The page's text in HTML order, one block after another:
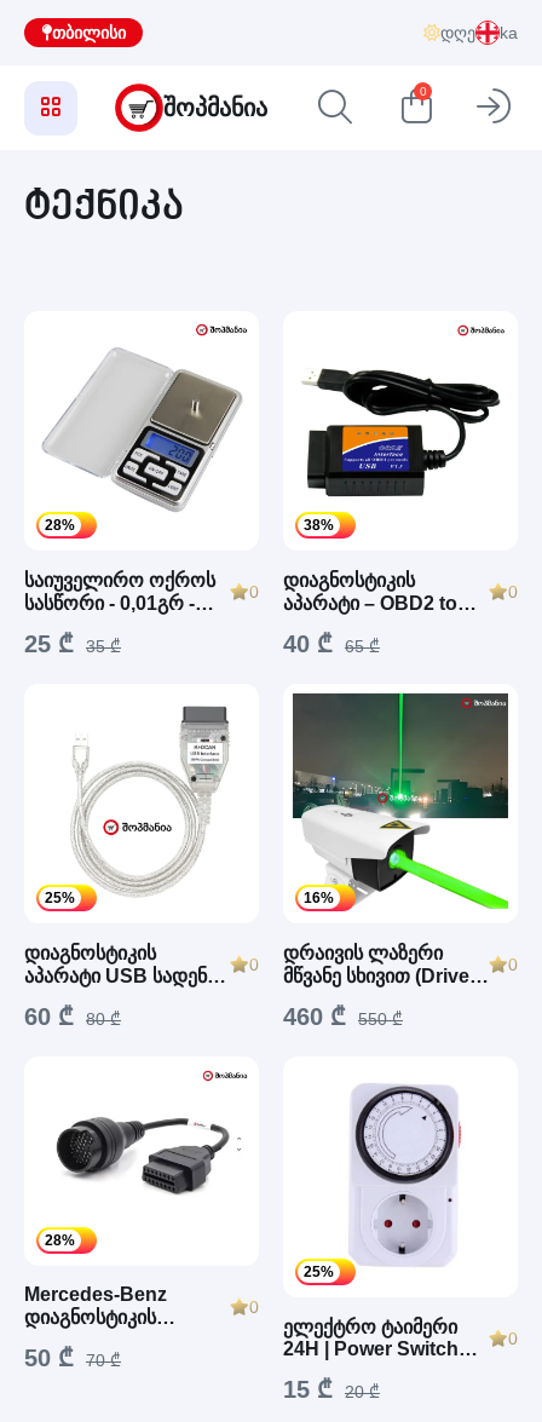
თბილისი დღე ka
ᲨᲝᲞᲛᲐᲜᲘᲐ
0
ტექნიკა
28%
საიუველირო ოქროს
სასწორი - 0,01გრ -
0
25 ₾ 35 ₾
38%
დიაგნოსტიკის
აპარატი – OBD2 to
1)
0
40 ₾ 65 ₾
25%
დიაგნოსტიკის
აპარატი USB სადენზე
FTDI USB to OBD2)
0
60 ₾ 80 ₾
16%
დრაივის ლაზერი
მწვანე სხივით (Drive’s
0
460 ₾ 550 ₾
28%
Mercedes-Benz
დიაგნოსტიკის
OBD2)
0
50 ₾ 70 ₾
25%
ელექტრო ტაიმერი
24H | Power Switch
0
15 ₾ 20 ₾